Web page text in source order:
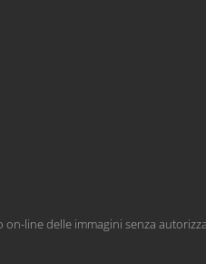
line delle immagini senza